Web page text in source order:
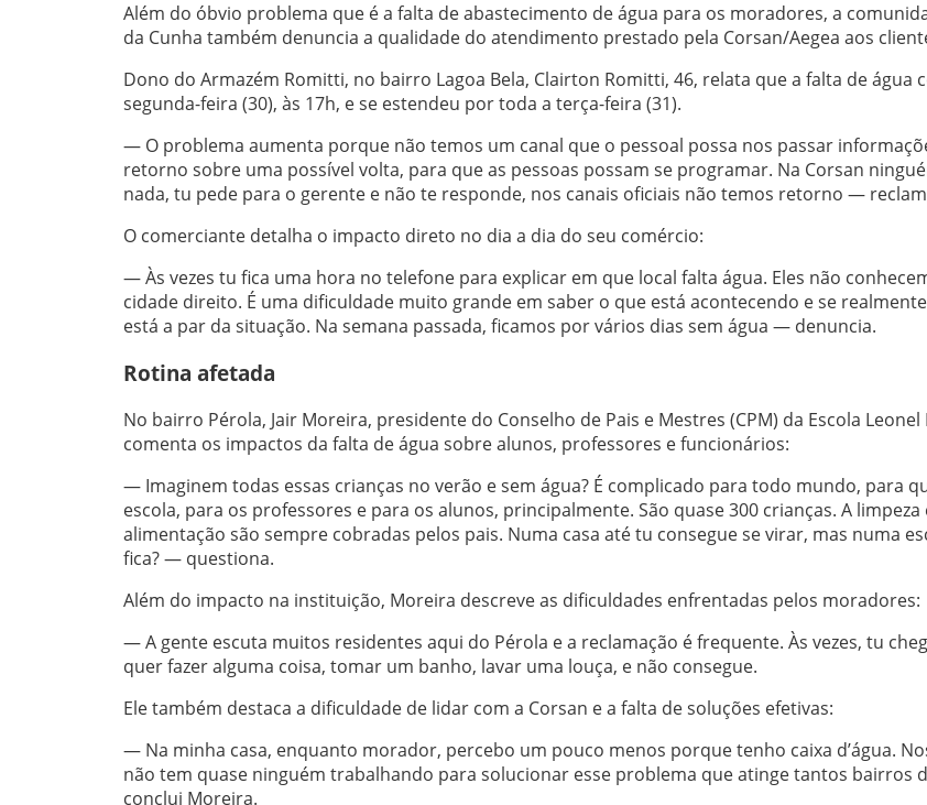
Além do óbvio problema que é a falta de abastecimento de água para os moradores, a
da Cunha também denuncia a qualidade do atendimento prestado pela Corsan/Aegea aos
Dono do Armazém Romitti, no bairro Lagoa Bela, Clairton Romitti, 46, relata que a falta de água
segunda-feira (30), às 17h, e se estendeu por toda a terça-feira (31).
— O problema aumenta porque não temos um canal que o pessoal possa nos passar
retorno sobre uma possível volta, para que as pessoas possam se programar. Na Corsan
nada, tu pede para o gerente e não te responde, nos canais oficiais não temos retorno —
O comerciante detalha o impacto direto no dia a dia do seu comércio:
— Às vezes tu fica uma hora no telefone para explicar em que local falta água. Eles não
cidade direito. É uma dificuldade muito grande em saber o que está acontecendo e se
está a par da situação. Na semana passada, ficamos por vários dias sem água — denuncia.
Rotina afetada
No bairro Pérola, Jair Moreira, presidente do Conselho de Pais e Mestres (CPM) da Escola Leonel
comenta os impactos da falta de água sobre alunos, professores e funcionários:
— Imaginem todas essas crianças no verão e sem água? É complicado para todo mundo, para
escola, para os professores e para os alunos, principalmente. São quase 300 crianças. A limpeza
alimentação são sempre cobradas pelos pais. Numa casa até tu consegue se virar, mas numa
fica? — questiona.
Além do impacto na instituição, Moreira descreve as dificuldades enfrentadas pelos moradores:
— A gente escuta muitos residentes aqui do Pérola e a reclamação é frequente. Às vezes, tu
quer fazer alguma coisa, tomar um banho, lavar uma louça, e não consegue.
Ele também destaca a dificuldade de lidar com a Corsan e a falta de soluções efetivas:
— Na minha casa, enquanto morador, percebo um pouco menos porque tenho caixa d’água.
não tem quase ninguém trabalhando para solucionar esse problema que atinge tantos bairros
conclui Moreira.